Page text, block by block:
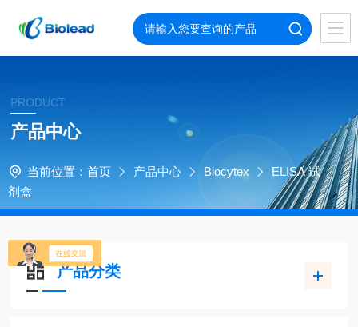
PRODUCT
产品中心
当前位置： 首页 产品中心 Biocytex
ELISA 试
剂盒
产品分类